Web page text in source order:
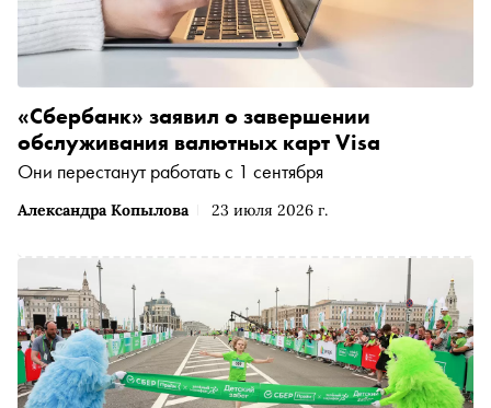
Александра Копылова 23 июля 2026 г.
«Сбербанк» заявил о завершении
обслуживания валютных карт Visa
Они перестанут работать с 1 сентября